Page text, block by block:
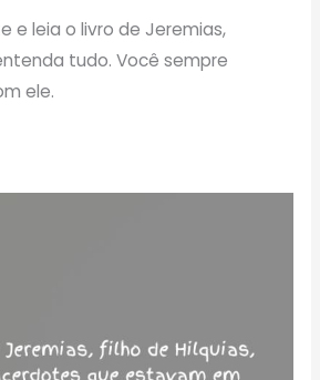
e leia o livro de Jeremias,
tudo. Você sempre
ele.